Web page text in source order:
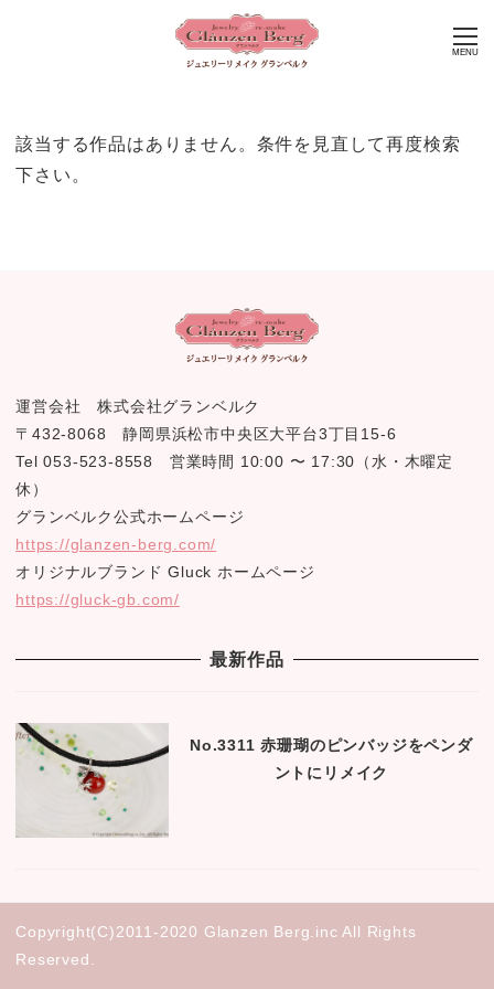
MENU
該当する作品はありません。条件を見直して再度検索
下さい。
運営会社 株式会社グランベルク
〒432-8068 静岡県浜松市中央区大平台3丁目15-6
Tel 053-523-8558 営業時間 10:00 〜 17:30（水・木曜定
休）
グランベルク公式ホームページ
https://glanzen-berg.com/
オリジナルブランド Gluck ホームページ
https://gluck-gb.com/
最新作品
No.3311 赤珊瑚のピンバッジをペンダ
ントにリメイク
Copyright(C)2011-2020 Glanzen Berg.inc All Rights
Reserved.